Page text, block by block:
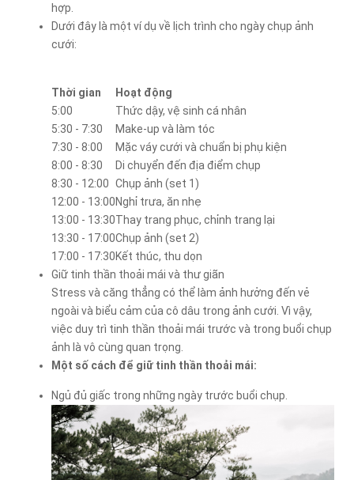
hợp.
Dưới đây là một ví dụ về lịch trình cho ngày chụp ảnh
cưới:
Thời gian
Hoạt động
5:00
Thức dậy, vệ sinh cá nhân
5:30 - 7:30
Make-up và làm tóc
7:30 - 8:00
Mặc váy cưới và chuẩn bị phụ kiện
8:00 - 8:30
Di chuyển đến địa điểm chụp
8:30 - 12:00 Chụp ảnh (set 1)
12:00 - 13:00Nghỉ trưa, ăn nhẹ
13:00 - 13:30Thay trang phục, chỉnh trang lại
13:30 - 17:00Chụp ảnh (set 2)
17:00 - 17:30Kết thúc, thu dọn
Giữ tinh thần thoải mái và thư giãn
Stress và căng thẳng có thể làm ảnh hưởng đến vẻ
ngoài và biểu cảm của cô dâu trong ảnh cưới. Vì vậy,
việc duy trì tinh thần thoải mái trước và trong buổi chụp
ảnh là vô cùng quan trọng.
Một số cách để giữ tinh thần thoải mái:
Ngủ đủ giấc trong những ngày trước buổi chụp.